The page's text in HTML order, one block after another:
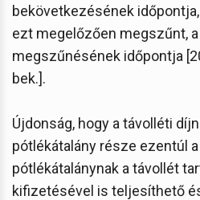
bekövetkezésének
ezt megelőzően megszűnt,
megszűnésének időpontja
bek.].
Újdonság, hogy a távolléti
pótlékátalány része ezentúl
pótlékátalánynak a távollét
kifizetésével is teljesíthető